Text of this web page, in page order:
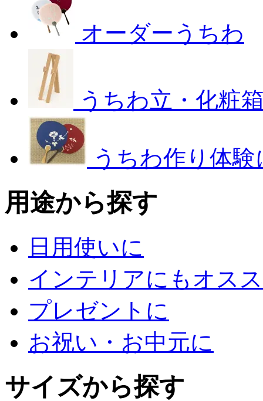
オーダーうちわ
うちわ立・化粧
うちわ作り体
用途から探す
日用使いに
インテリアにもオス
プレゼントに
お祝い・お中元に
サイズから探す